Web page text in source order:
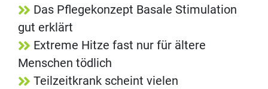
Das Pflegekonzept Basale Stimulation
gut erklärt
Extreme Hitze fast nur für ältere
Menschen tödlich
Teilzeitkrank scheint vielen